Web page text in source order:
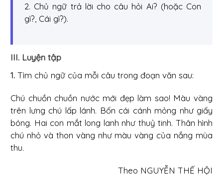
2. Chủ ngữ trả lời cho câu hỏi Ai? (hoặc Con
gì?, Cái gì?).
III. Luyện tập
1. Tìm chủ ngữ của mỗi câu trong đoạn văn sau:
Chú chuồn chuồn nước mới đẹp làm sao! Màu vàng
trên lưng chú lấp lánh. Bốn cái cánh mỏng như giấy
bóng. Hai con mắt long lanh như thuỷ tinh. Thân hình
chú nhỏ và thon vàng như màu vàng của nắng mùa
thu.
Theo NGUYỄN THẾ HỘI